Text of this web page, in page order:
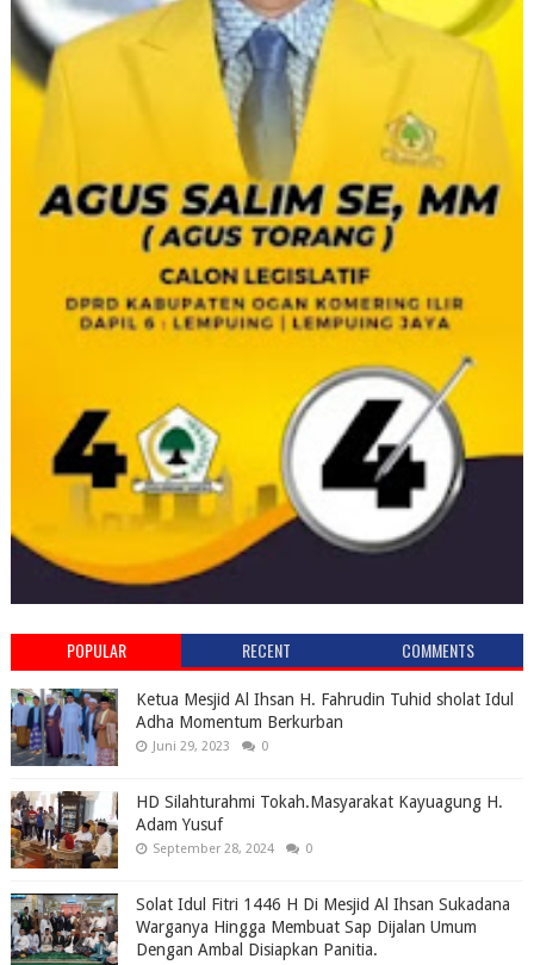
POPULAR RECENT COMMENTS
Ketua Mesjid Al Ihsan H. Fahrudin Tuhid sholat Idul
Adha Momentum Berkurban
Juni 29, 2023 0
HD Silahturahmi Tokah.Masyarakat Kayuagung H.
Adam Yusuf
September 28, 2024 0
Solat Idul Fitri 1446 H Di Mesjid Al Ihsan Sukadana
Warganya Hingga Membuat Sap Dijalan Umum
Dengan Ambal Disiapkan Panitia.